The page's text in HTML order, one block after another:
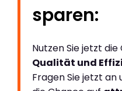
sparen:
Nutzen Sie jetzt
Qualität und
Fragen Sie jetzt an